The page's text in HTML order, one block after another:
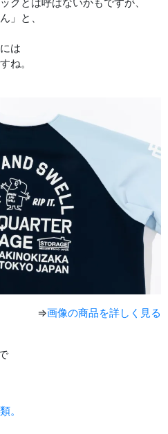
」と、
は
ね。
⇒画像の商品を詳しく見る
。